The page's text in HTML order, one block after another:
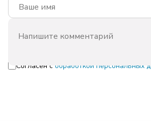
Согласен с обработкой персональных